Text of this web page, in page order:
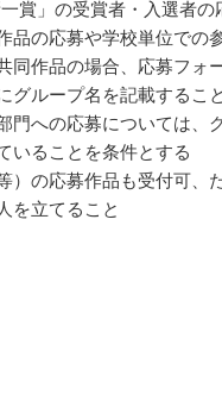
賞」の受賞者・入選者の
品の応募や学校単位での
同作品の場合、応募フォ
グループ名を記載すること
門への応募については、
いることを条件とする
）の応募作品も受付可、
を立てること